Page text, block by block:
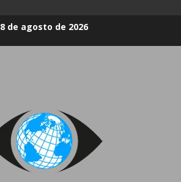
8 de agosto de 2026